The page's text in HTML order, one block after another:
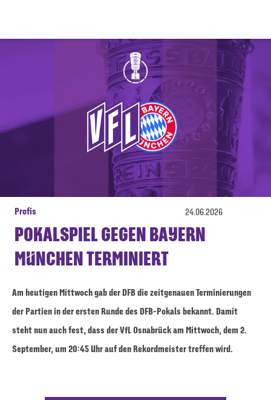
Profis 24.06.2026
POKALSPIEL GEGEN BAYERN
MÜNCHEN TERMINIERT
Am heutigen Mittwoch gab der DFB die zeitgenauen Terminierungen
der Partien in der ersten Runde des DFB-Pokals bekannt. Damit
steht nun auch fest, dass der VfL Osnabrück am Mittwoch, dem 2.
September, um 20:45 Uhr auf den Rekordmeister treffen wird.